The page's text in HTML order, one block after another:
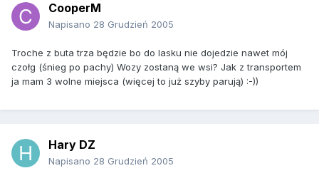
CooperM
Napisano 28 Grudzień 2005
Troche z buta trza będzie bo do lasku nie dojedzie nawet mój
czołg (śnieg po pachy) Wozy zostaną we wsi? Jak z transportem
ja mam 3 wolne miejsca (więcej to już szyby parują) :-))
Hary DZ
Napisano 28 Grudzień 2005